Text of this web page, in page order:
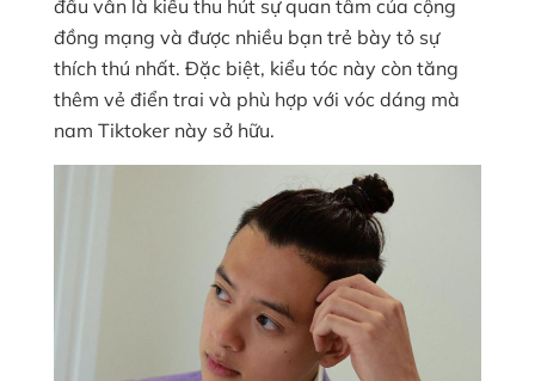
đầu vẫn là kiểu thu hút sự quan tâm của cộng
đồng mạng và được nhiều bạn trẻ bày tỏ sự
thích thú nhất. Đặc biệt, kiểu tóc này còn tăng
thêm vẻ điển trai và phù hợp với vóc dáng mà
nam Tiktoker này sở hữu.